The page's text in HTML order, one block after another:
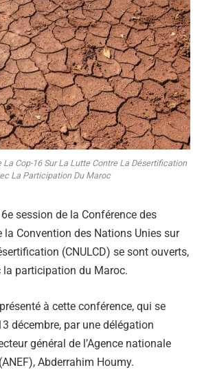
La Cop-16 Sur La Lutte Contre La Désertification
La Participation Du Maroc
session de la Conférence des
la Convention des Nations Unies sur
(CNULCD) se sont ouverts,
la participation du Maroc.
à cette conférence, qui se
décembre, par une délégation
général de l’Agence nationale
Abderrahim Houmy.